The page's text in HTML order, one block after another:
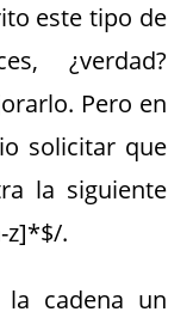
este tipo de
¿verdad?
Pero en
solicitar que
la siguiente
z]*$/.
la cadena un